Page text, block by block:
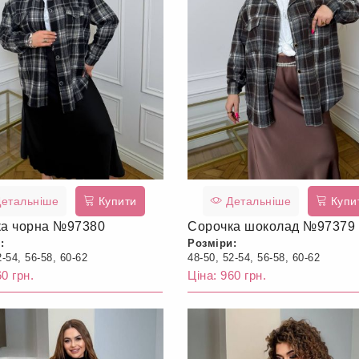
Купити
чорна №97380
54, 56-58, 60-62
грн.
Детальніше
Сорочка шоколад №97379
Розміри:
48-50, 52-54, 56-58, 60-62
Ціна: 960 грн.